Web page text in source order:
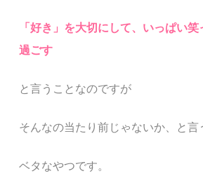
「好き」を大切にして、いっぱい笑
過ごす
と言うことなのですが
そんなの当たり前じゃないか、と言
ベタなやつです。